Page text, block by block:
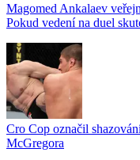
Magomed Ankalaev
Pokud vedení na duel
Cro Cop označil
McGregora